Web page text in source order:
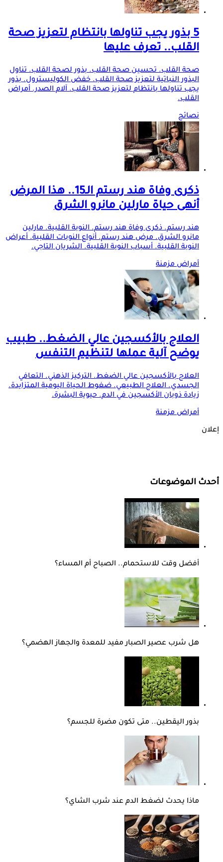
5 بذور يجب تناولها بانتظام لتعزيز صحة
القلب.. تعرف عليها
صحة القلب. تحسين صحة القلب. بذور لصحة القلب. تناول
البذور النباتية لتعزيز صحة القلب. خفض الكوليسترول. بذور
يجب تناولها بانتظام لتعزيز صحة القلب. آلام الصدر. أمراض
القلب.
نصائح
ذكرى وفاة هند رستم الـ15.. هذا المرض
أنهى حياة مارلين مانرو الشرق
هند رستم. ذكرى وفاة هند رستم. النوبة القلبية. مارلين
مانرو الشرق. مرض هند رستم. أنواع النوبات القلبية. أعراض
النوبة القلبية. أسباب النوبة القلبية. الشريان التاجي.
أمراض مزمنة
العلاج بالأكسجين عالي الضغط.. طبيب
يوضح آلية عملها لتنظيم التنفس
العلاج بالأكسجين عالي الضغط. التركيز الذهني. التعافي
الجسدي. العلاج الطبيعي. ضغوط الحياة اليومية المتزايدة.
زيادة ذوبان الأكسجين في الدم. حيوية البشرة.
أمراض مزمنة
إعلان
أحدث الموضوعات
أفضل وقت للاستحمام.. الصباح أم المساء؟
هل شرب عصير الصبار مفيد للمعدة والجهاز الهضمي؟
بذور اليقطين.. متى تكون مضرة للجسم؟
ماذا يحدث لضغط الدم عند شرب الشاي؟